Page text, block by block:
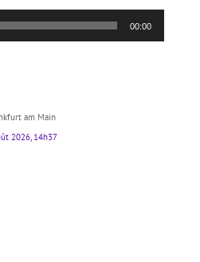
00:00
am Main
2026, 14h37